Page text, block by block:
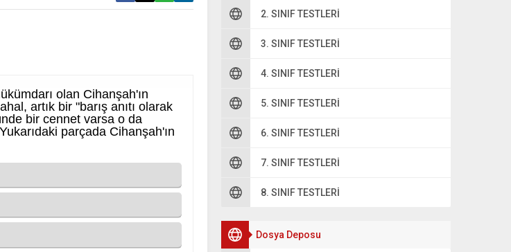
2. SINIF TESTLERI
3. SINIF TESTLERI
4. SINIF TESTLERI
5. SINIF TESTLERI
6. SINIF TESTLERI
7. SINIF TESTLERI
8. SINIF TESTLERI
Dosya Deposu